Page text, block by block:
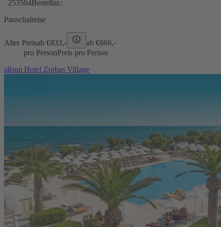
253504Bestellnr.:
Pauschalreise
Alter Preisab €833,- ab €666,-
pro PersonPreis pro Person
allsun Hotel Zorbas Village